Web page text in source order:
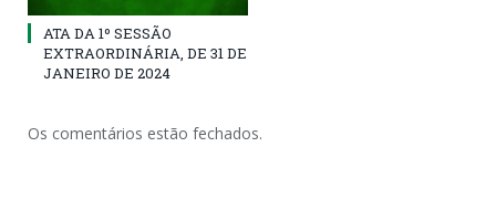
ATA DA 1º SESSÃO
EXTRAORDINÁRIA, DE 31 DE
JANEIRO DE 2024
Os comentários estão fechados.